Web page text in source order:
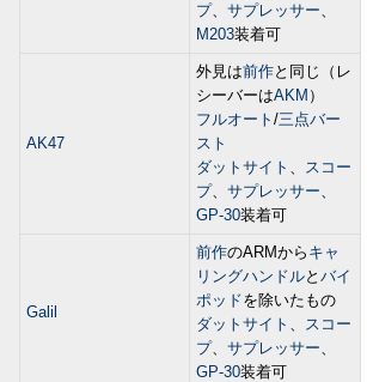
プ、 サプレッサー、
M203装着可
AK47
外見は前作と同じ（レ
シーバーはAKM ）
フルオート /三点バー
スト
ダットサイト 、 スコー
プ、 サプレッサー、
GP-30装着可
Galil
前作のARMから キャ
リングハンドルと バイ
ポッドを除いたもの
ダットサイト 、 スコー
プ、 サプレッサー、
GP-30装着可